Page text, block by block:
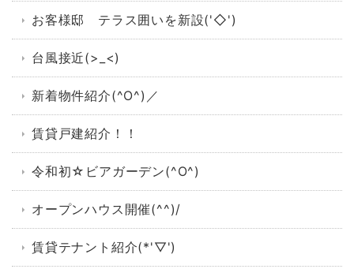
お客様邸 テラス囲いを新設('◇')ゞ
台風接近(>_<)
新着物件紹介(^O^)／
賃貸戸建紹介！！
令和初☆ビアガーデン(^O^)
オープンハウス開催(^^)/
賃貸テナント紹介(*'▽')